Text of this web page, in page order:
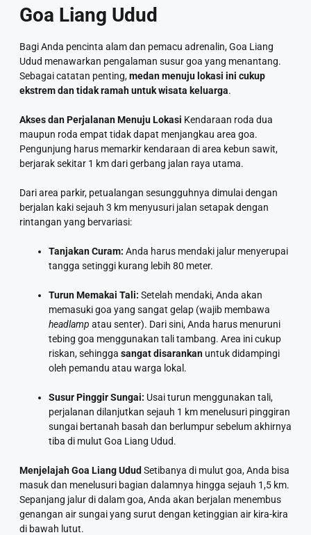
Goa Liang Udud
Bagi Anda pencinta alam dan pemacu adrenalin, Goa Liang
Udud menawarkan pengalaman susur goa yang menantang.
Sebagai catatan penting,medan menuju lokasi ini cukup
ekstrem dan tidak ramah untuk wisata keluarga.
Akses dan Perjalanan Menuju Lokasi Kendaraan roda dua
maupun roda empat tidak dapat menjangkau area goa.
Pengunjung harus memarkir kendaraan di area kebun sawit,
berjarak sekitar 1 km dari gerbang jalan raya utama.
Dari area parkir, petualangan sesungguhnya dimulai dengan
berjalan kaki sejauh 3 km menyusuri jalan setapak dengan
rintangan yang bervariasi:
Tanjakan Curam: Anda harus mendaki jalur menyerupai
tangga setinggi kurang lebih 80 meter.
Turun Memakai Tali: Setelah mendaki, Anda akan
memasuki goa yang sangat gelap (wajib membawa
headlamp atau senter). Dari sini, Anda harus menuruni
tebing goa menggunakan tali tambang. Area ini cukup
riskan, sehingga sangat disarankan untuk didampingi
oleh pemandu atau warga lokal.
Susur Pinggir Sungai: Usai turun menggunakan tali,
perjalanan dilanjutkan sejauh 1 km menelusuri pinggiran
sungai bertanah basah dan berlumpur sebelum akhirnya
tiba di mulut Goa Liang Udud.
Menjelajah Goa Liang Udud Setibanya di mulut goa, Anda bisa
masuk dan menelusuri bagian dalamnya hingga sejauh 1,5 km.
Sepanjang jalur di dalam goa, Anda akan berjalan menembus
genangan air sungai yang surut dengan ketinggian air kira-kira
di bawah lutut.